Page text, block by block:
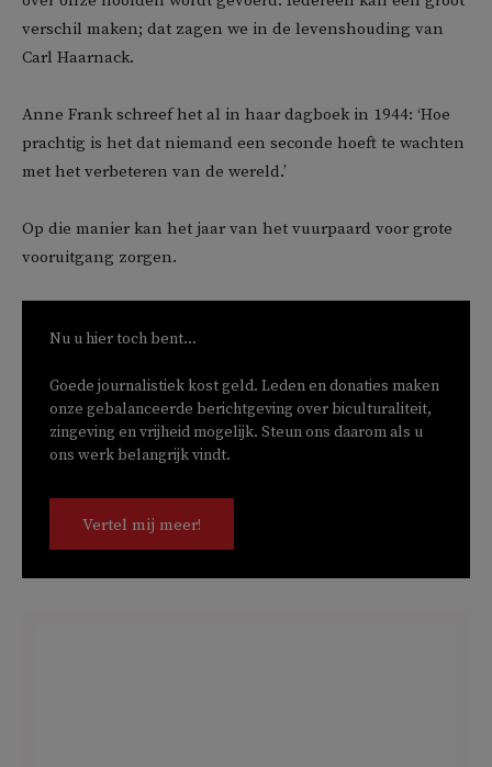
verschil maken; dat zagen we in de levenshouding van
Carl Haarnack.
Anne Frank schreef het al in haar dagboek in 1944: ‘Hoe
prachtig is het dat niemand een seconde hoeft te wachten
met het verbeteren van de wereld.’
Op die manier kan het jaar van het vuurpaard voor grote
vooruitgang zorgen.
Nu u hier toch bent...
Goede journalistiek kost geld. Leden en donaties maken
onze gebalanceerde berichtgeving over biculturaliteit,
zingeving en vrijheid mogelijk. Steun ons daarom als u
ons werk belangrijk vindt.
Vertel mij meer!